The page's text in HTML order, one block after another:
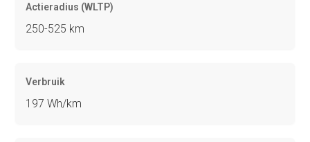
Actieradius (WLTP)
250-525 km
Verbruik
197 Wh/km